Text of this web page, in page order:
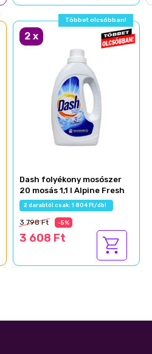
Többet olcsóbban!
2x
Dash folyékony mosószer
20 mosás 1,1 l Alpine Fresh
2 darabtól csak: 1 804 Ft/db!
3 798 Ft -5%
3 608 Ft